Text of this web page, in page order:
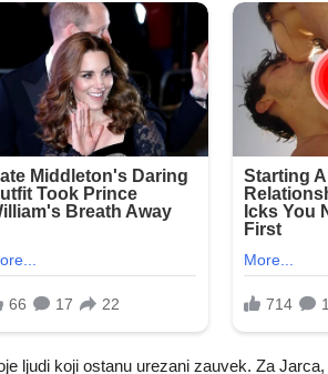
ljudi koji ostanu urezani zauvek. Za